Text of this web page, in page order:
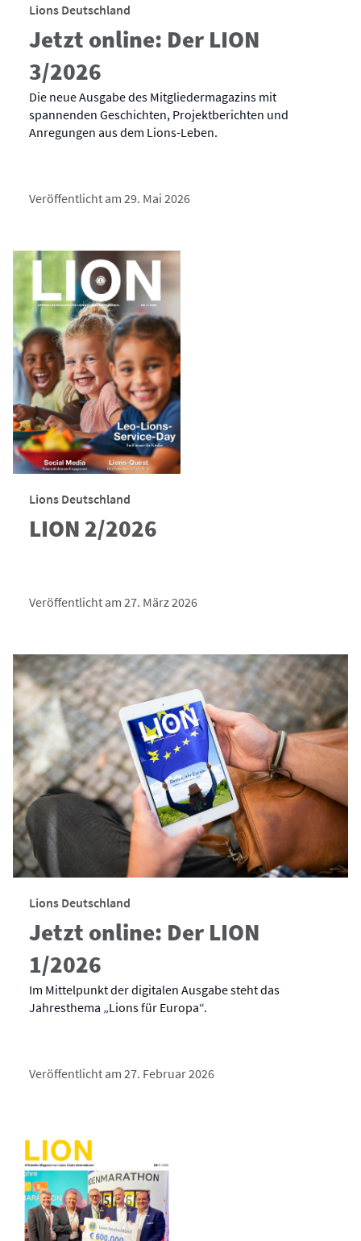
Lions Deutschland
Jetzt online: Der LION
3/2026
Die neue Ausgabe des Mitgliedermagazins mit
spannenden Geschichten, Projektberichten und
Anregungen aus dem Lions-Leben.
Veröffentlicht am 29. Mai 2026
Lions Deutschland
LION 2/2026
Veröffentlicht am 27. März 2026
Lions Deutschland
Jetzt online: Der LION
1/2026
Im Mittelpunkt der digitalen Ausgabe steht das
Jahresthema „Lions für Europa“.
Veröffentlicht am 27. Februar 2026